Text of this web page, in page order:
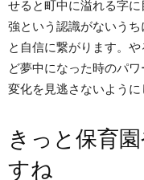
せると町中に溢れる字
強という認識がないう
と自信に繋がります。
ど夢中になった時のパ
変化を見逃さないように
きっと保育
すね